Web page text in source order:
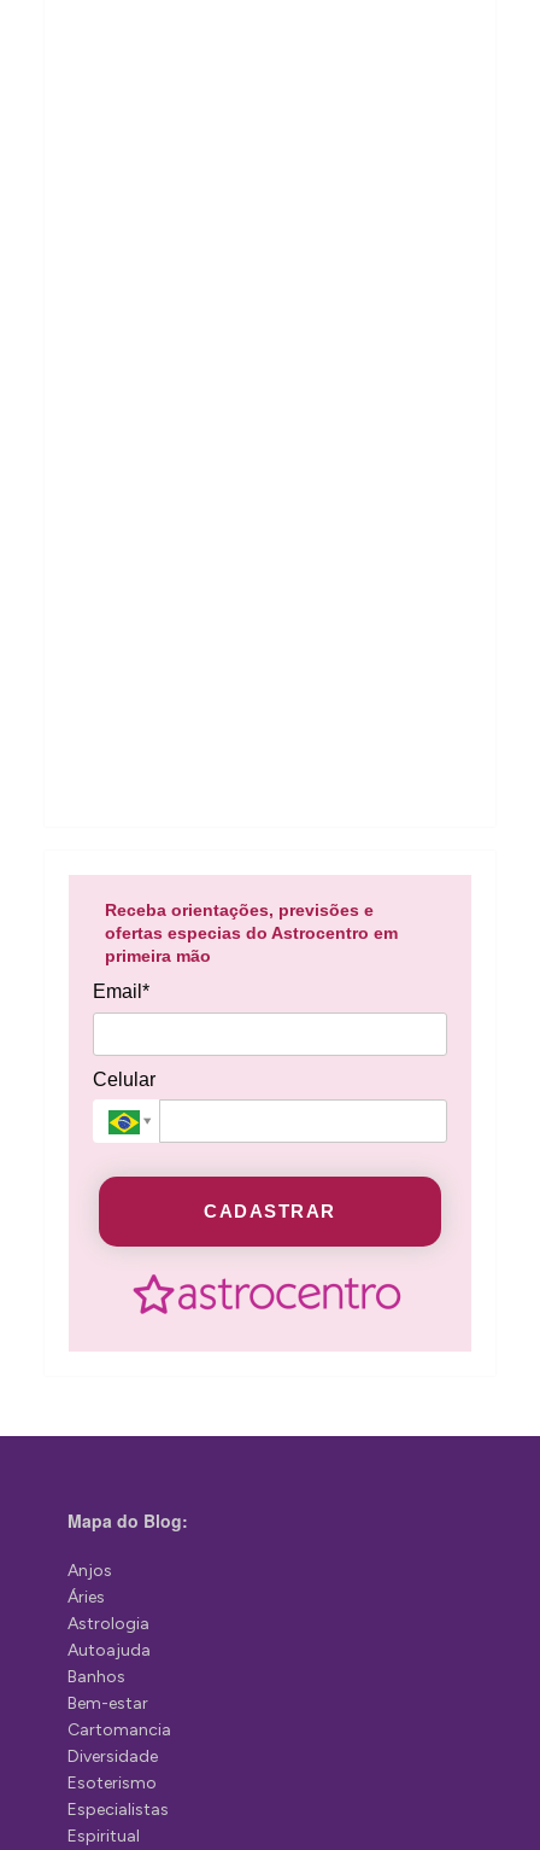
Receba orientações, previsões e
ofertas especias do Astrocentro em
primeira mão
Email*
Celular
CADASTRAR
Mapa do Blog:
Anjos
Áries
Astrologia
Autoajuda
Banhos
Bem-estar
Cartomancia
Diversidade
Esoterismo
Especialistas
Espiritual